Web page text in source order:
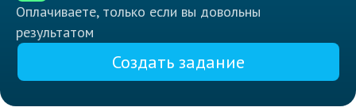
Оплачиваете, только если вы довольны
результатом
Создать задание